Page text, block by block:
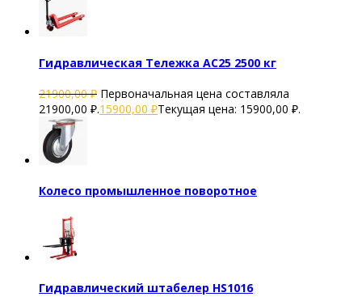
Гидравлическая Тележка AC25 2500 кг
21900,00₽ Первоначальная цена составляла
21900,00 ₽.15900,00 ₽Текущая цена: 15900,00 ₽.
Колесо промышленное поворотное
Гидравлический штабелер HS1016